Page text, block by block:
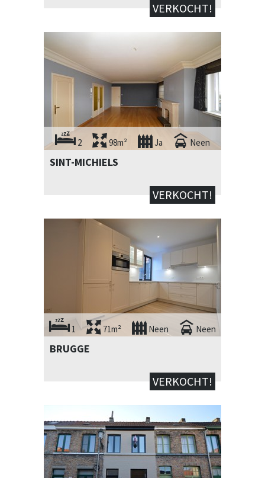
VERKOCHT!
2 98m² Ja Neen
SINT-MICHIELS
VERKOCHT!
1 71m² Neen Neen
BRUGGE
VERKOCHT!